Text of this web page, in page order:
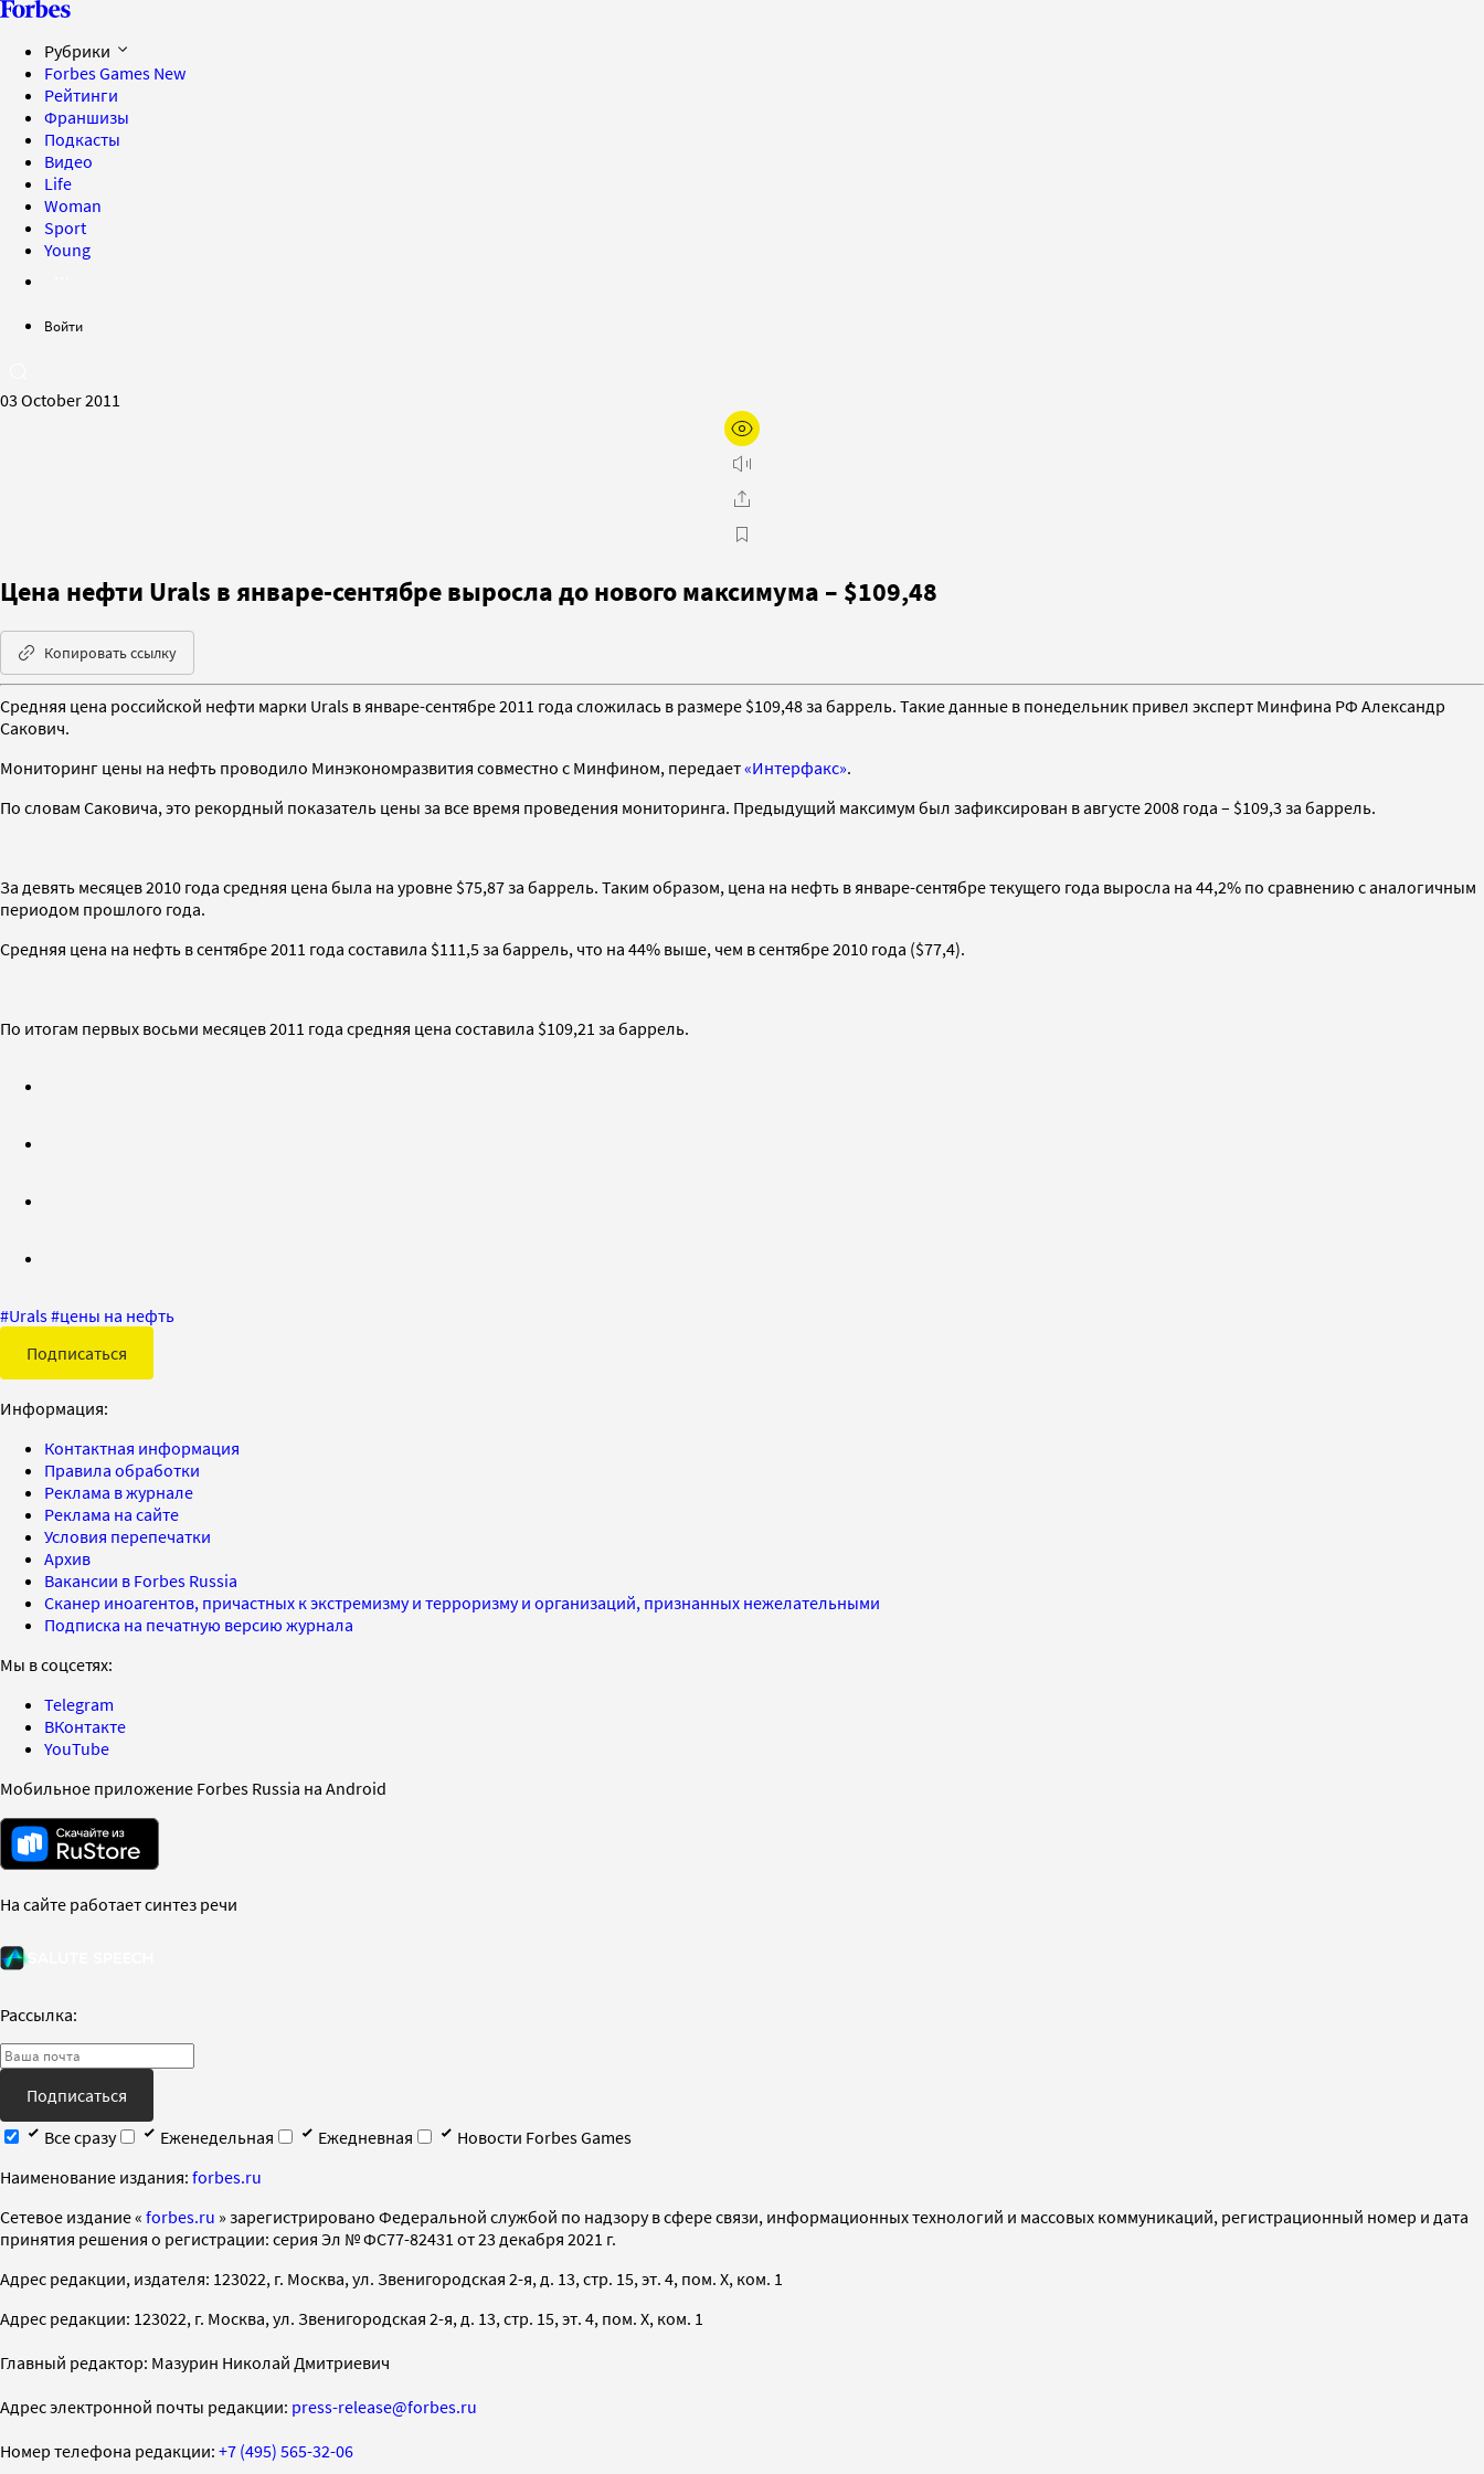
Рубрики
Forbes Games New
Рейтинги
Франшизы
Подкасты
Видео
Life
Woman
Sport
Young
Войти
03 October 2011
Цена нефти Urals в январе-сентябре выросла до нового максимума – $109,48
Копировать ссылку
Средняя цена российской нефти марки Urals в январе-сентябре 2011 года сложилась в размере $109,48 за баррель. Такие данные в понедельник привел эксперт Минфина РФ Александр
Сакович.
Мониторинг цены на нефть проводило Минэкономразвития совместно с Минфином, передает«Интерфакс».
По словам Саковича, это рекордный показатель цены за все время проведения мониторинга. Предыдущий максимум был зафиксирован в августе 2008 года – $109,3 за баррель.
За девять месяцев 2010 года средняя цена была на уровне $75,87 за баррель. Таким образом, цена на нефть в январе-сентябре текущего года выросла на 44,2% по сравнению с аналогичным
периодом прошлого года.
Средняя цена на нефть в сентябре 2011 года составила $111,5 за баррель, что на 44% выше, чем в сентябре 2010 года ($77,4).
По итогам первых восьми месяцев 2011 года средняя цена составила $109,21 за баррель.
#Urals#цены на нефть
Подписаться
Информация:
Контактная информация
Правила обработки
Реклама в журнале
Реклама на сайте
Условия перепечатки
Архив
Вакансии в Forbes Russia
Сканер иноагентов, причастных к экстремизму и терроризму и организаций, признанных нежелательными
Подписка на печатную версию журнала
Мы в соцсетях:
Telegram
ВКонтакте
YouTube
Мобильное приложение Forbes Russia на Android
На сайте работает синтез речи
Рассылка:
Подписаться
Все сразу
Еженедельная Ежедневная
Новости Forbes Games
Наименование издания: forbes.ru
Cетевое издание « forbes.ru » зарегистрировано Федеральной службой по надзору в сфере связи, информационных технологий и массовых коммуникаций, регистрационный номер и дата
принятия решения о регистрации: серия Эл № ФС77-82431 от 23 декабря 2021 г.
Адрес редакции, издателя: 123022, г. Москва, ул. Звенигородская 2-я, д. 13, стр. 15, эт. 4, пом. X, ком. 1
Адрес редакции: 123022, г. Москва, ул. Звенигородская 2-я, д. 13, стр. 15, эт. 4, пом. X, ком. 1
Главный редактор: Мазурин Николай Дмитриевич
Адрес электронной почты редакции: press-release@forbes.ru
Номер телефона редакции: +7 (495) 565-32-06